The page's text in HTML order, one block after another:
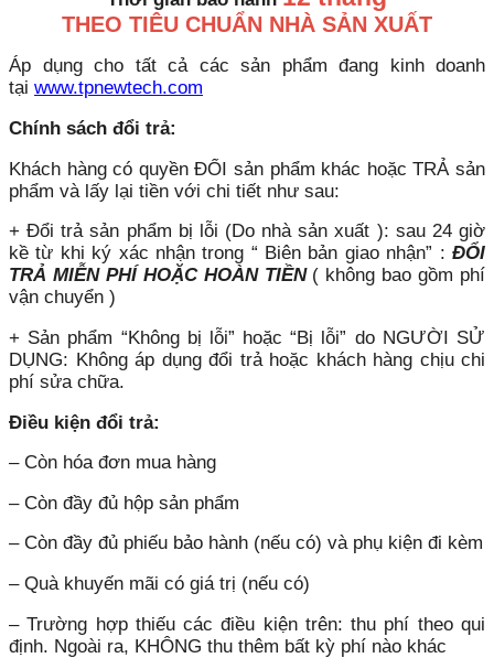
THEO TIÊU CHUẨN NHÀ SẢN XUẤT
Áp dụng cho tất cả các sản phẩm đang kinh doanh
tại www.tpnewtech.com
Chính sách đổi trả:
Khách hàng có quyền ĐỔI sản phẩm khác hoặc TRẢ sản
phẩm và lấy lại tiền với chi tiết như sau:
+ Đổi trả sản phẩm bị lỗi (Do nhà sản xuất ): sau 24 giờ
kề từ khi ký xác nhận trong “ Biên bản giao nhận” : ĐỔI
TRẢ MIỄN PHÍ HOẶC HOÀN TIỀN( không bao gồm phí
vận chuyển )
+ Sản phẩm “Không bị lỗi” hoặc “Bị lỗi” do NGƯỜI SỬ
DỤNG: Không áp dụng đổi trả hoặc khách hàng chịu chi
phí sửa chữa.
Điều kiện đổi trả:
– Còn hóa đơn mua hàng
– Còn đầy đủ hộp sản phẩm
– Còn đầy đủ phiếu bảo hành (nếu có) và phụ kiện đi kèm
– Quà khuyến mãi có giá trị (nếu có)
– Trường hợp thiếu các điều kiện trên: thu phí theo qui
định. Ngoài ra, KHÔNG thu thêm bất kỳ phí nào khác